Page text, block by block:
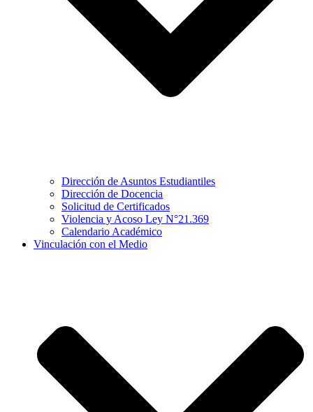
Dirección de Asuntos Estudiantiles
Dirección de Docencia
Solicitud de Certificados
Violencia y Acoso Ley N°21.369
Calendario Académico
Vinculación con el Medio